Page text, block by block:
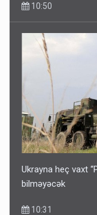
10:50
Ukrayna heç vaxt
bilməyəcək
10:31